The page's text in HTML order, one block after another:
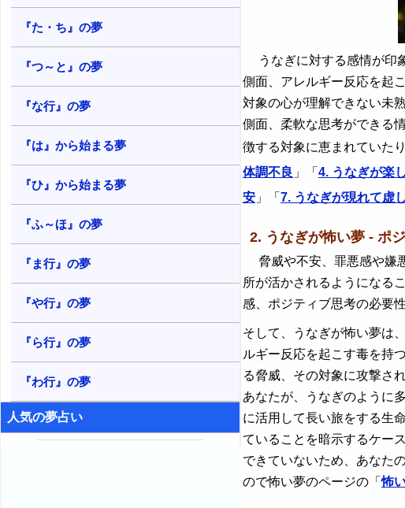
29. うなぎが人間に成長する夢・う
なぎが人間に変身する夢 - 喜びや失
望
30. うなぎが生贄になる夢 - 犠牲に
対する感情
『た・ち』の夢
『つ～と』の夢
『な行』の夢
『は』から始まる夢
『ひ』から始まる夢
『ふ～ほ』の夢
『ま行』の夢
『や行』の夢
『ら行』の夢
『わ行』の夢
人気の夢占い
うなぎに対する感情が印
側面、アレルギー反応を起
対象の心が理解できない未
側面、柔軟な思考ができる
徴する対象に恵まれていた
体調不良 」「 4. うなぎが楽
安 」「 7. うなぎが現れて虚
2. うなぎが怖い夢 - ポ
脅威や不安、罪悪感や嫌
所が活かされるようになる
感、ポジティブ思考の必要
そして、うなぎが怖い夢は
ルギー反応を起こす毒を持
る脅威、その対象に攻撃さ
あなたが、うなぎのように
に活用して長い旅をする生
ていることを暗示するケー
できていないため、あなた
ので怖い夢のページの「怖